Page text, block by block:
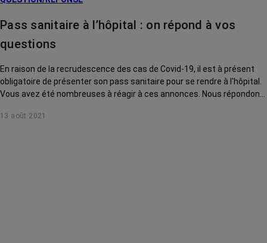
Pass sanitaire à l’hôpital : on répond à vos
questions
En raison de la recrudescence des cas de Covid-19, il est à présent
obligatoire de présenter son pass sanitaire pour se rendre à l'hôpital.
Vous avez été nombreuses à réagir à ces annonces. Nous répondons
13 août 2021